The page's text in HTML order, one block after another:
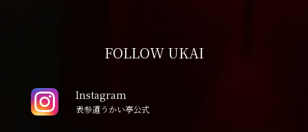
FOLLOW UKAI
Instagram
表参道うかい亭公式